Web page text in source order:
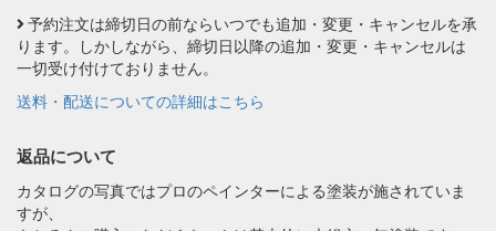
予約注文は締切日の前ならいつでも追加・変更・キャンセルを承
ります。しかしながら、締切日以降の追加・変更・キャンセルは
一切受け付けておりません。
送料・配送についての詳細はこちら
返品について
カタログの写真ではプロのペインターによる塗装が施されていま
すが、